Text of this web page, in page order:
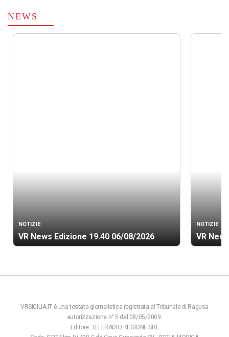
NEWS
NOTIZIE
VR News Edizione 19.40 06/08/2026
NOTIZIE
VR
VRSICILIA.IT è una testata giornalistica registrata al Tribunale di Ragusa
autorizzazione n° 5 del 08/05/2009.
Editore: TELERADIO REGIONE SRL